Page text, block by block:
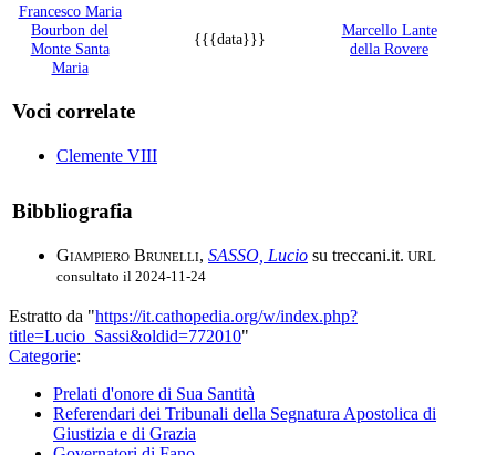
Francesco Maria
Bourbon del
Monte Santa
Maria
{{{data}}}
Marcello Lante
della Rovere
Voci correlate
Clemente VIII
Bibbliografia
Giampiero Brunelli, SASSO, Lucio su treccani.it. URL
consultato il 2024-11-24
Estratto da "https://it.cathopedia.org/w/index.php?
title=Lucio_Sassi&oldid=772010"
Categorie:
Prelati d'onore di Sua Santità
Referendari dei Tribunali della Segnatura Apostolica di
Giustizia e di Grazia